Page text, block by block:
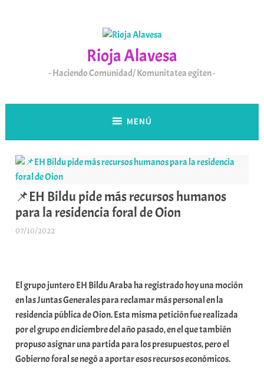
Rioja Alavesa
Haciendo Comunidad/ Komunitatea egiten
MENÚ
📌EH Bildu pide más recursos humanos
para la residencia foral de Oion
07/10/2022
a
r
E
r
r
i
El grupo juntero EH Bildu Araba ha registrado hoy una moción
en las Juntas Generales para reclamar más personal en la
residencia pública de Oion. Esta misma petición fue realizada
por el grupo en diciembre del año pasado, en el que también
propuso asignar una partida para los presupuestos, pero el
Gobierno foral se negó a aportar esos recursos económicos.